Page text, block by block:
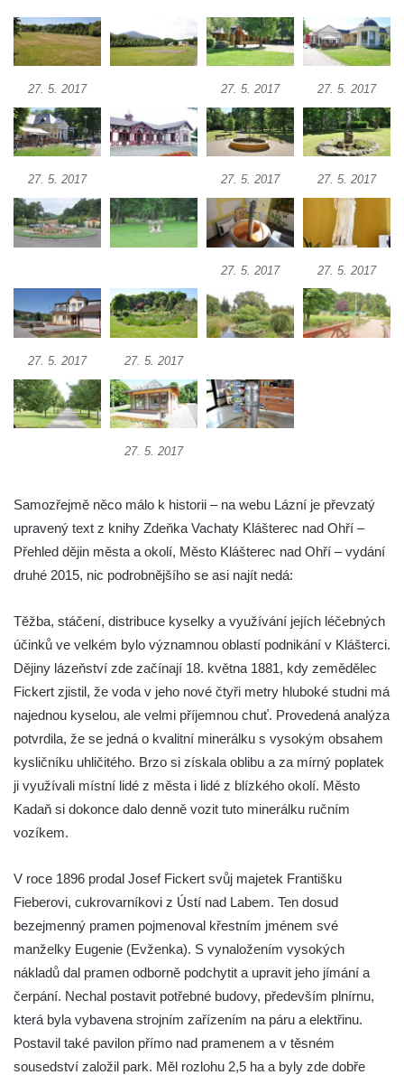
27. 5. 2017 27. 5. 2017 27. 5. 2017
27. 5. 2017 27. 5. 2017 27. 5. 2017
27. 5. 2017 27. 5. 2017
27. 5. 2017 27. 5. 2017
27. 5. 2017
Samozřejmě něco málo k historii – na webu Lázní je převzatý
upravený text z knihy Zdeňka Vachaty Klášterec nad Ohří –
Přehled dějin města a okolí, Město Klášterec nad Ohří – vydání
druhé 2015, nic podrobnějšího se asi najít nedá:
Těžba, stáčení, distribuce kyselky a využívání jejích léčebných
účinků ve velkém bylo významnou oblastí podnikání v Klášterci.
Dějiny lázeňství zde začínají 18. května 1881, kdy zemědělec
Fickert zjistil, že voda v jeho nové čtyři metry hluboké studni má
najednou kyselou, ale velmi příjemnou chuť. Provedená analýza
potvrdila, že se jedná o kvalitní minerálku s vysokým obsahem
kysličníku uhličitého. Brzo si získala oblibu a za mírný poplatek
ji využívali místní lidé z města i lidé z blízkého okolí. Město
Kadaň si dokonce dalo denně vozit tuto minerálku ručním
vozíkem.
V roce 1896 prodal Josef Fickert svůj majetek Františku
Fieberovi, cukrovarníkovi z Ústí nad Labem. Ten dosud
bezejmenný pramen pojmenoval křestním jménem své
manželky Eugenie (Evženka). S vynaložením vysokých
nákladů dal pramen odborně podchytit a upravit jeho jímání a
čerpání. Nechal postavit potřebné budovy, především plnírnu,
která byla vybavena strojním zařízením na páru a elektřinu.
Postavil také pavilon přímo nad pramenem a v těsném
sousedství založil park. Měl rozlohu 2,5 ha a byly zde dobře